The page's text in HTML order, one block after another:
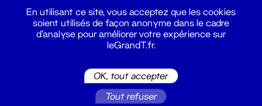
En utilisant ce site, vous acceptez que les cookies
soient utilisés de façon anonyme dans le cadre
d'analyse pour améliorer votre expérience sur
leGrandT.fr.
OK, tout accepter
Tout refuser